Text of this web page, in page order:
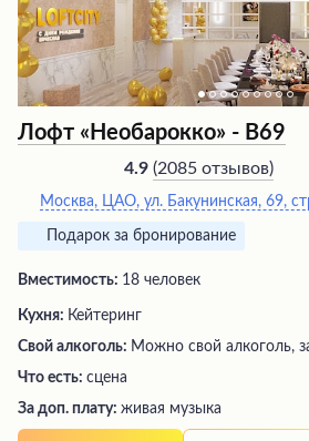
Лофт «Необарокко» - В69
4.9 (2085 отзывов)
Москва, ЦАО, ул. Бакунинская, 69,
Подарок за бронирование
Вместимость: 18 человек
Кухня: Кейтеринг
Свой алкоголь: Можно свой алкоголь,
Что есть: сцена
За доп. плату: живая музыка